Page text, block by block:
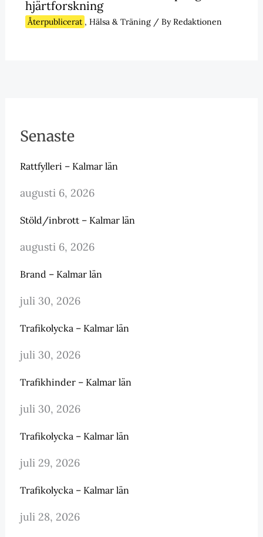
hjärtforskning
Återpublicerat , Hälsa & Träning/ ByRedaktionen
Senaste
Rattfylleri – Kalmar län
augusti 6, 2026
Stöld/inbrott – Kalmar län
augusti 6, 2026
Brand – Kalmar län
juli 30, 2026
Trafikolycka – Kalmar län
juli 30, 2026
Trafikhinder – Kalmar län
juli 30, 2026
Trafikolycka – Kalmar län
juli 29, 2026
Trafikolycka – Kalmar län
juli 28, 2026